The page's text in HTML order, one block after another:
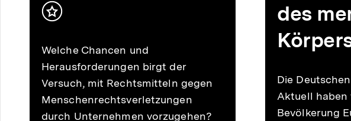
Inhalt
Welche Chancen und
Herausforderungen birgt der
Versuch, mit Rechtsmitteln gegen
Menschenrechtsverletzungen
durch Unternehmen vorzugehen?
des
Die
Aktuell
Bevölkerung